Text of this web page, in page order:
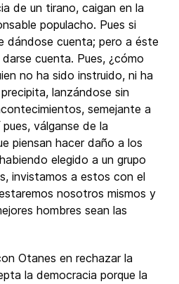
de un tirano, caigan en la
populacho. Pues si
dándose cuenta; pero a éste
cuenta. Pues, ¿cómo
no ha sido instruido, ni ha
lanzándose sin
semejante a
válganse de la
piensan hacer daño a los
elegido a un grupo
invistamos a estos con el
nosotros mismos y
hombres sean las
Otanes en rechazar la
la democracia porque la